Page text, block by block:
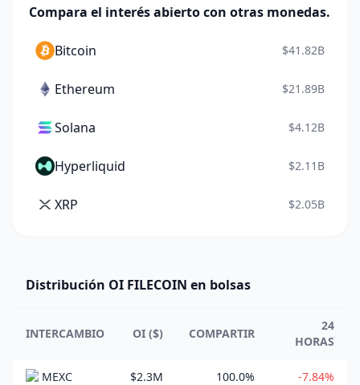
Compara el interés abierto con otras monedas.
Bitcoin $41.82B
Ethereum $21.89B
Solana $4.12B
Hyperliquid $2.11B
XRP $2.05B
Distribución OI FILECOIN en bolsas
INTERCAMBIO OI ($) COMPARTIR
24
HORAS
MEXC $2.3M 100.0% -7.84%